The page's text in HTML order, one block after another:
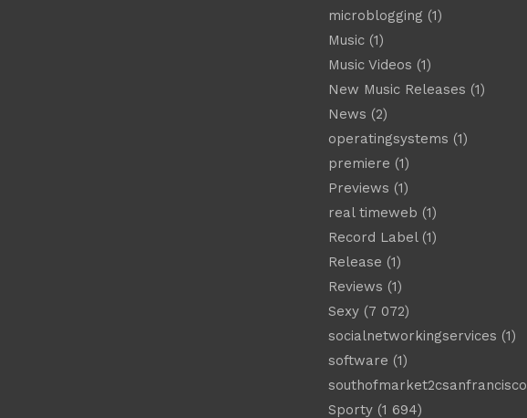
microblogging (1)
Music(1)
Music Videos (1)
New Music Releases (1)
News (2)
operatingsystems (1)
premiere (1)
Previews (1)
real timeweb (1)
Record Label(1)
Release (1)
Reviews (1)
Sexy(7 072)
socialnetworkingservices (1)
software (1)
southofmarket2csanfrancisco
Sporty(1 694)